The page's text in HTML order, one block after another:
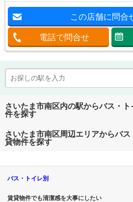
この店舗に問合
電話で問合せ
さいたま市南区内の駅からバス・
件を探す
さいたま市南区周辺エリアからバ
貸物件を探す
バス・トイレ別
賃貸物件でも清潔感を大事にしたい